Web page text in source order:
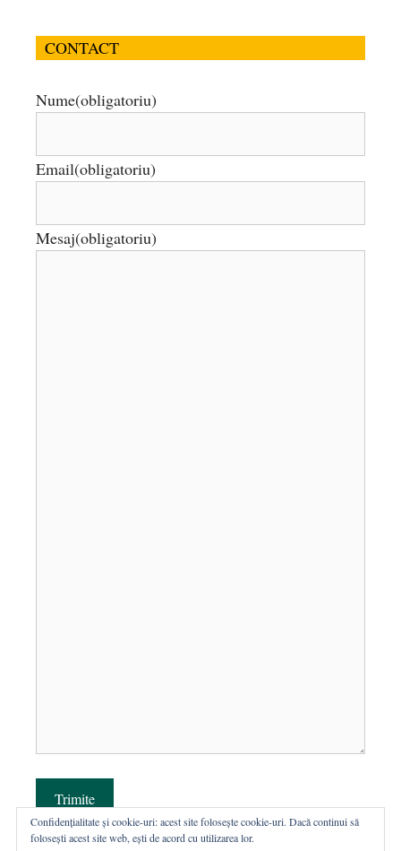
CONTACT
Nume(obligatoriu)
Email(obligatoriu)
Mesaj(obligatoriu)
Trimite
Confidențialitate și cookie-uri: acest site folosește cookie-uri. Dacă continui să
folosești acest site web, ești de acord cu utilizarea lor.